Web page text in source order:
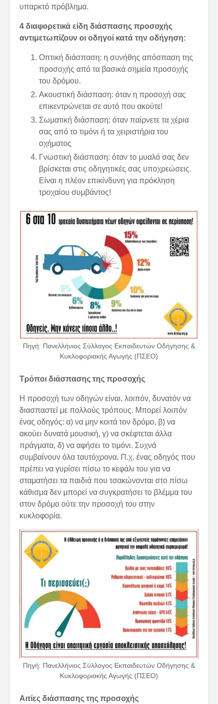
υπαρκτό πρόβλημα.
4 διαφορετικά είδη διάσπασης προσοχής
αντιμετωπίζουν οι οδηγοί κατά την οδήγηση:
Οπτική διάσπαση: η συνήθης απόσπαση της
προσοχής από τα βασικά σημεία προσοχής
του δρόμου.
Ακουστική διάσπαση: όταν η προσοχή σας
επικεντρώνεται σε αυτό που ακούτε!
Σωματική διάσπαση: όταν παίρνετε τα χέρια
σας από το τιμόνι ή τα χειριστήρια του
οχήματος
Γνωστική διάσπαση: όταν το μυαλό σας δεν
βρίσκεται στις οδηγητικές σας υποχρεώσεις.
Είναι η πλέον επικίνδυνη για πρόκληση
τροχαίου συμβάντος!
Πηγή: Πανελλήνιος Σύλλογος Εκπαιδευτών Οδήγησης &
Κυκλοφοριακής Αγωγής (ΠΣΕΟ)
Τρόποι διάσπασης της προσοχής
Η προσοχή των οδηγών είναι, λοιπόν, δυνατόν να
διασπαστεί με πολλούς τρόπους. Μπορεί λοιπόν
ένας οδηγός: α) να μην κοιτά τον δρόμο, β) να
ακούει δυνατά μουσική, γ) να σκέφτεται άλλα
πράγματα, δ) να αφήσει το τιμόνι. Συχνά
συμβαίνουν όλα ταυτόχρονα. Π.χ. ένας οδηγός που
πρέπει να γυρίσει πίσω το κεφάλι του για να
σταματήσει τα παιδιά που τσακώνονται στο πίσω
κάθισμα δεν μπορεί να συγκρατήσει το βλέμμα του
στον δρόμο ούτε την προσοχή του στην
κυκλοφορία.
Πηγή: Πανελλήνιος Σύλλογος Εκπαιδευτών Οδήγησης &
Κυκλοφοριακής Αγωγής (ΠΣΕΟ)
Αιτίες διάσπασης της προσοχής